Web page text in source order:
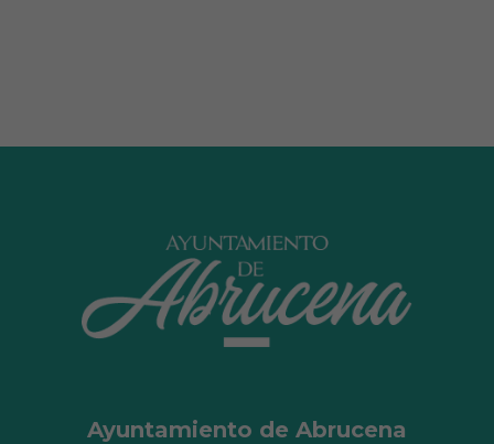
Ayuntamiento de Abrucena